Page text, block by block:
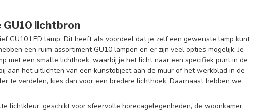
GU10 lichtbron
GU10 LED lamp. Dit heeft als voordeel dat je zelf een gewenste lamp kunt
een ruim assortiment GU10 lampen en er zijn veel opties mogelijk. Je
met een smalle lichthoek, waarbij je het licht naar een specifiek punt in de
aan het uitlichten van een kunstobject aan de muur of het werkblad in de
te verdelen, kies dan voor een bredere lichthoek. Daarnaast hebben we
lichtkleur, geschikt voor sfeervolle horecagelegenheden, de woonkamer,